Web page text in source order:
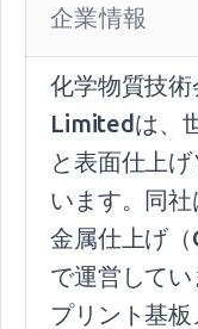
企業情報
化学物質技
Limitedは、
と表面仕上
います。同
金属仕上げ（
で運営してい
プリント基